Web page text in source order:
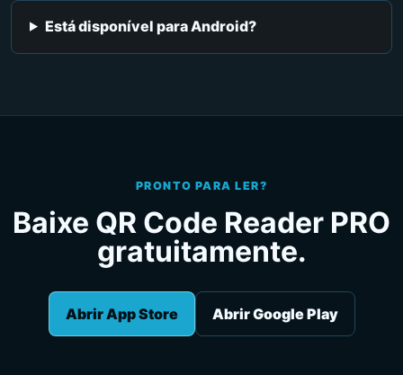
Está disponível para Android?
PRONTO PARA LER?
Baixe QR Code Reader PRO
gratuitamente.
Abrir App Store Abrir Google Play